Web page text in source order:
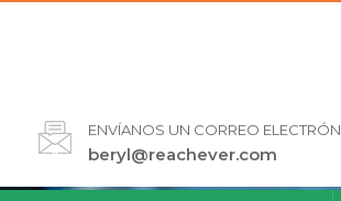
ENVÍANOS UN CORREO
beryl@reachever.com